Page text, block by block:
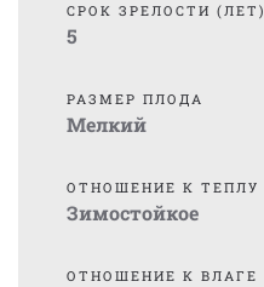
СРОК ЗРЕЛОСТИ (ЛЕТ)
5
РАЗМЕР ПЛОДА
Мелкий
ОТНОШЕНИЕ К ТЕПЛУ
Зимостойкое
ОТНОШЕНИЕ К ВЛАГЕ